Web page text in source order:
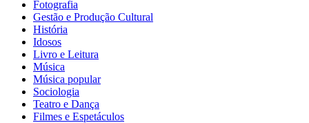
Fotografia
Gestão e Produção Cultural
História
Idosos
Livro e Leitura
Música
Música popular
Sociologia
Teatro e Dança
Filmes e Espetáculos